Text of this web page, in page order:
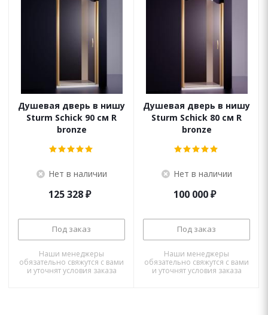
Душевая дверь в нишу
Sturm Schick 90 см R
bronze
Нет в наличии
125 328₽
Под заказ
Наши менеджеры
обязательно свяжутся с вами
и уточнят условия заказа
Душевая дверь в нишу
Sturm Schick 80 см R
bronze
Нет в наличии
100 000₽
Под заказ
Наши менеджеры
обязательно свяжутся с вами
и уточнят условия заказа